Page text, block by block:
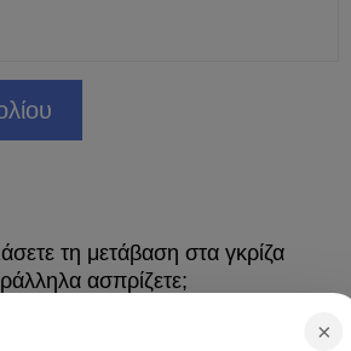
τη μετάβαση στα γκρίζα
ασπρίζετε;
χτενίσματα για πολύ λεπτά
×